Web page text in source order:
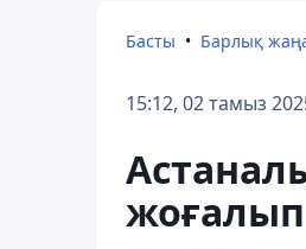
Басты Барлық
15:12, 02 тамыз
жоғалып